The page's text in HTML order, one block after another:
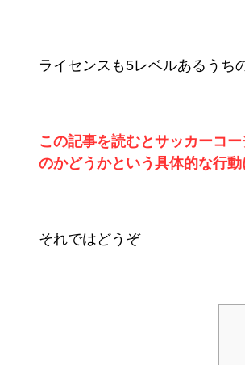
ライセンスも5レベルあるうち
この記事を読むとサッカーコ
のかどうかという具体的な行動
それではどうぞ